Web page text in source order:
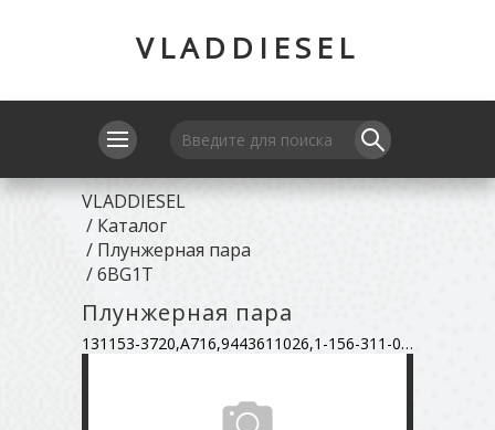
VLADDIESEL
VLADDIESEL
/ Каталог
/ Плунжерная пара
/6BG1T
Плунжерная пара
131153-3720,A716,9443611026,1-156-311-070